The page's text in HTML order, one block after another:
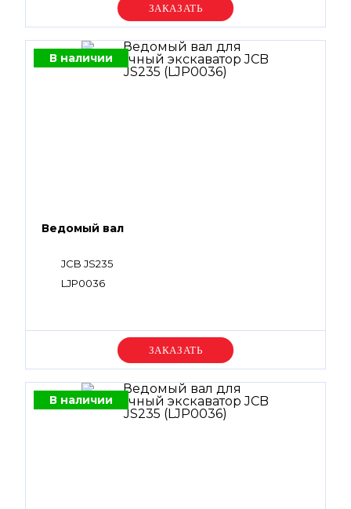
Уточняйте цену
В наличии
Ведомый вал
JCB JS235
LJP0036
Уточняйте цену
В наличии